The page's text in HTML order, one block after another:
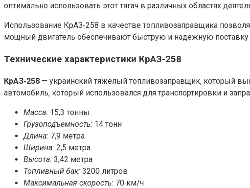
оптимально использовать этот тягач в различных областях
Использование КрАЗ-258 в качестве топливозаправщика
мощный двигатель обеспечивают быструю и надежную поставку
Технические характеристики КрАЗ-258
КрАЗ-258 — украинский тяжелый топливозаправщик, который
автомобиль, который использовался для транспортировки и
Масса: 15,3 тонны
Грузоподъемность: 14 тонн
Длина: 7,9 метра
Ширина: 2,5 метра
Высота: 3,42 метра
Топливный бак: 3200 литров
Максимальная скорость: 70 км/ч